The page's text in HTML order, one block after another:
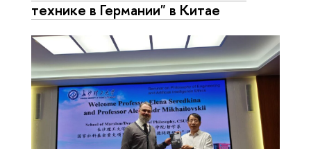
технике в Германии" в Китае